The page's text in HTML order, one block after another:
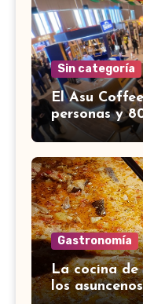
Sin categoría
El Asu
personas y
Gastronomía
La cocina de
los asuncenos